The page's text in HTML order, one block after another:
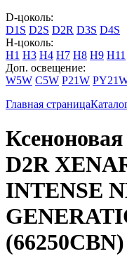
D-цоколь:
D1S D2S D2R D3S D4S
H-цоколь:
H1 H3 H4 H7 H8 H9 H11
Доп. освещение:
W5W C5W P21W
Главная страница
D2R
INTENSE
(66250CBN)